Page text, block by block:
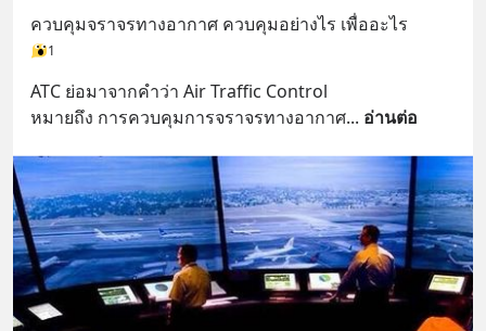
ควบคุมจราจรทางอากาศ ควบคุมอย่างไร เพื่ออะไร
1
ATC ย่อมาจากคำว่า Air Traffic Control
หมายถึง การควบคุมการจราจรทางอากาศ... อ่านต่อ